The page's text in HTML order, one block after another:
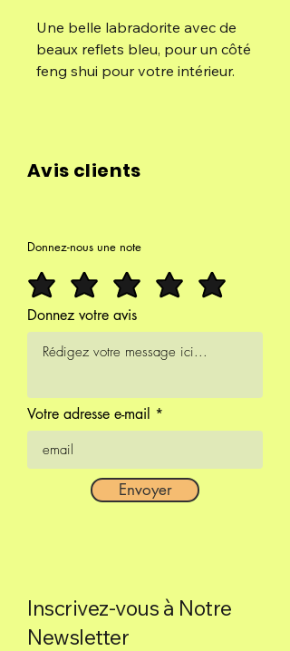
Une belle labradorite avec de
beaux reflets bleu, pour un côté
feng shui pour votre intérieur.
Avis clients
Donnez-nous une note
Donnez votre avis
Votre adresse e-mail
Envoyer
Inscrivez-vous à Notre
Newsletter